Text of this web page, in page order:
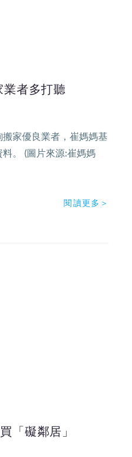
者多打聽
家優良業者，崔媽媽基
。 (圖片來源:崔媽媽
閱讀更多＞
「礙鄰居」